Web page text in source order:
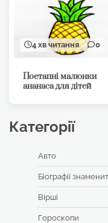
4 хв читання 0
Поетапні малюнки
ананаса для дітей
Категорії
Авто
Біографії
Вірші
Гороскопи